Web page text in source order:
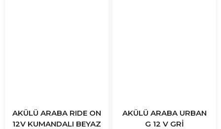
AKÜLÜ ARABA RIDE ON
12V KUMANDALI BEYAZ
AKÜLÜ ARABA URBAN
G 12 V GRİ